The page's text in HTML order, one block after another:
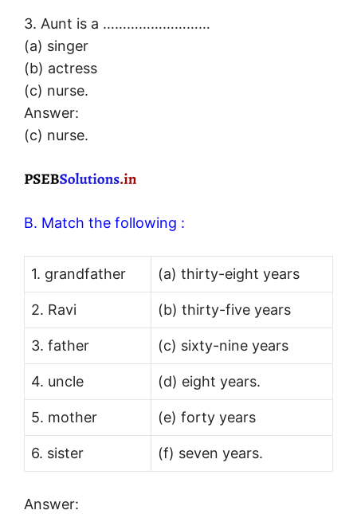
3. Aunt is a ………………………
(a) singer
(b) actress
(c) nurse.
Answer:
(c) nurse.
B. Match the following :
1. grandfather (a) thirty-eight years
2. Ravi (b) thirty-five years
3. father (c) sixty-nine years
4. uncle (d) eight years.
5. mother (e) forty years
6. sister (f) seven years.
Answer: